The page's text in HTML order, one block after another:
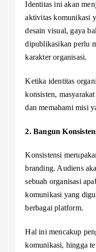
Identitas ini akan
aktivitas komunikasi
desain visual, gaya
dipublikasikan perlu
karakter organisasi.
Ketika identitas
konsisten,
dan memahami misi
2. Bangun
Konsistensi
branding. Audiens
sebuah organisasi
komunikasi yang
berbagai platform.
Hal ini mencakup
komunikasi, hingga